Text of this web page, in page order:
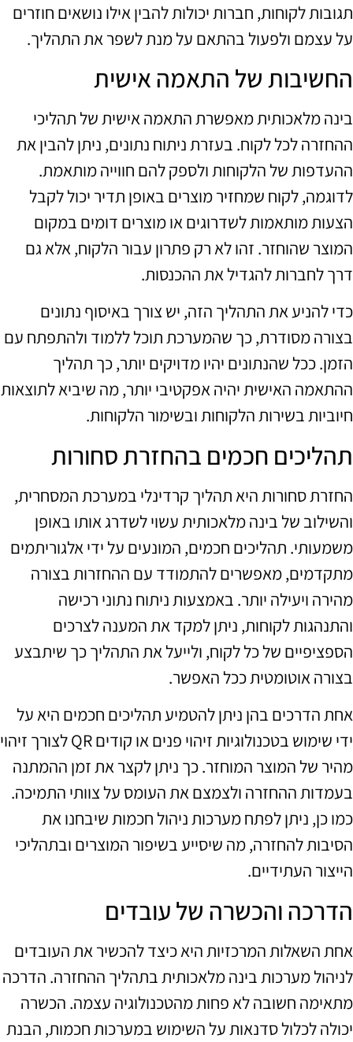
תגובות לקוחות, חברות יכולות להבין אילו נושאים חוזרים
על עצמם ולפעול בהתאם על מנת לשפר את התהליך.
החשיבות של התאמה אישית
בינה מלאכותית מאפשרת התאמה אישית של תהליכי
ההחזרה לכל לקוח. בעזרת ניתוח נתונים, ניתן להבין את
ההעדפות של הלקוחות ולספק להם חווייה מותאמת.
לדוגמה, לקוח שמחזיר מוצרים באופן תדיר יכול לקבל
הצעות מותאמות לשדרוגים או מוצרים דומים במקום
המוצר שהוחזר. זהו לא רק פתרון עבור הלקוח, אלא גם
דרך לחברות להגדיל את ההכנסות.
כדי להניע את התהליך הזה, יש צורך באיסוף נתונים
בצורה מסודרת, כך שהמערכת תוכל ללמוד ולהתפתח עם
הזמן. ככל שהנתונים יהיו מדויקים יותר, כך תהליך
ההתאמה האישית יהיה אפקטיבי יותר, מה שיביא לתוצאות
חיוביות בשירות הלקוחות ובשימור הלקוחות.
תהליכים חכמים בהחזרת סחורות
החזרת סחורות היא תהליך קרדינלי במערכת המסחרית,
והשילוב של בינה מלאכותית עשוי לשדרג אותו באופן
משמעותי. תהליכים חכמים, המונעים על ידי אלגוריתמים
מתקדמים, מאפשרים להתמודד עם ההחזרות בצורה
מהירה ויעילה יותר. באמצעות ניתוח נתוני רכישה
והתנהגות לקוחות, ניתן למקד את המענה לצרכים
הספציפיים של כל לקוח, ולייעל את התהליך כך שיתבצע
בצורה אוטומטית ככל האפשר.
אחת הדרכים בהן ניתן להטמיע תהליכים חכמים היא על
ידי שימוש בטכנולוגיות זיהוי פנים או קודים QR לצורך זיהוי
מהיר של המוצר המוחזר. כך ניתן לקצר את זמן ההמתנה
בעמדות ההחזרה ולצמצם את העומס על צוותי התמיכה.
כמו כן, ניתן לפתח מערכות ניהול חכמות שיבחנו את
הסיבות להחזרה, מה שיסייע בשיפור המוצרים ובתהליכי
הייצור העתידיים.
הדרכה והכשרה של עובדים
אחת השאלות המרכזיות היא כיצד להכשיר את העובדים
לניהול מערכות בינה מלאכותית בתהליך ההחזרה. הדרכה
מתאימה חשובה לא פחות מהטכנולוגיה עצמה. הכשרה
יכולה לכלול סדנאות על השימוש במערכות חכמות, הבנת